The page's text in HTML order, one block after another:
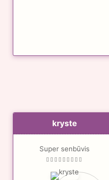
kryste
Super senbūvis